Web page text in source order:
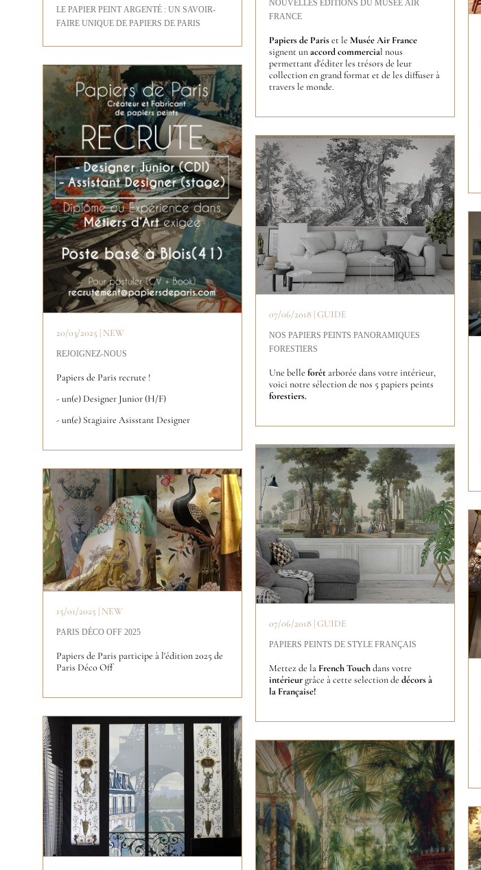
LE PAPIER PEINT ARGENTÉ : UN SAVOIR-
FAIRE UNIQUE DE PAPIERS DE PARIS
20/03/2025 | NEW
REJOIGNEZ-NOUS
Papiers de Paris recrute !
- un(e) Designer Junior (H/F)
- un(e) Stagiaire Asisstant Designer
15/01/2025 | NEW
PARIS DÉCO OFF 2025
Papiers de Paris participe à l'édition 2025 de
Paris Déco Off
NOUVELLES ÉDITIONS DU MUSÉE AIR
FRANCE
Papiers de Pariset le Musée Air France
signent unaccord commercial nous
permettant d'éditer les trésors de leur
collection en grand format et de les diffuser à
travers le monde.
07/06/2018 | GUIDE
NOS PAPIERS PEINTS PANORAMIQUES
FORESTIERS
Une belle forêtarborée dans votre intérieur,
voici notre sélection de nos 5 papiers peints
forestiers.
07/06/2018 | GUIDE
PAPIERS PEINTS DE STYLE FRANÇAIS
Mettez de laFrench Touchdans votre
intérieurgrâce à cette selection de décors à
la Française!